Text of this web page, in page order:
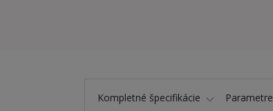
Kompletné špecifikácie Parametre